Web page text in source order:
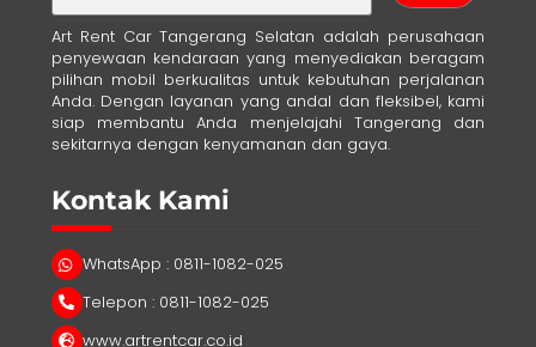
Art Rent Car Tangerang Selatan adalah perusahaan
penyewaan kendaraan yang menyediakan beragam
pilihan mobil berkualitas untuk kebutuhan perjalanan
Anda. Dengan layanan yang andal dan fleksibel, kami
siap membantu Anda menjelajahi Tangerang dan
sekitarnya dengan kenyamanan dan gaya.
Kontak Kami
WhatsApp : 0811-1082-025
Telepon : 0811-1082-025
www.artrentcar.co.id